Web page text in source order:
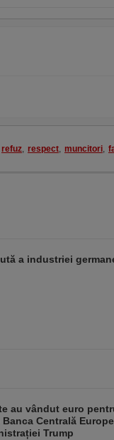
refuz, respect, muncitori,
a industriei
au vândut euro
Centrală
Trump